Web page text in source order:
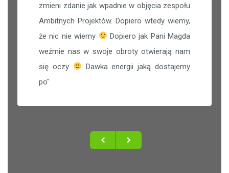
zmieni zdanie jak wpadnie w objęcia zespołu
Ambitnych Projektów. Dopiero wtedy wiemy,
że nic nie wiemy
Dopiero jak Pani Magda
weźmie nas w swoje obroty otwierają nam
się oczy
Dawka energii jaką dostajemy
po"